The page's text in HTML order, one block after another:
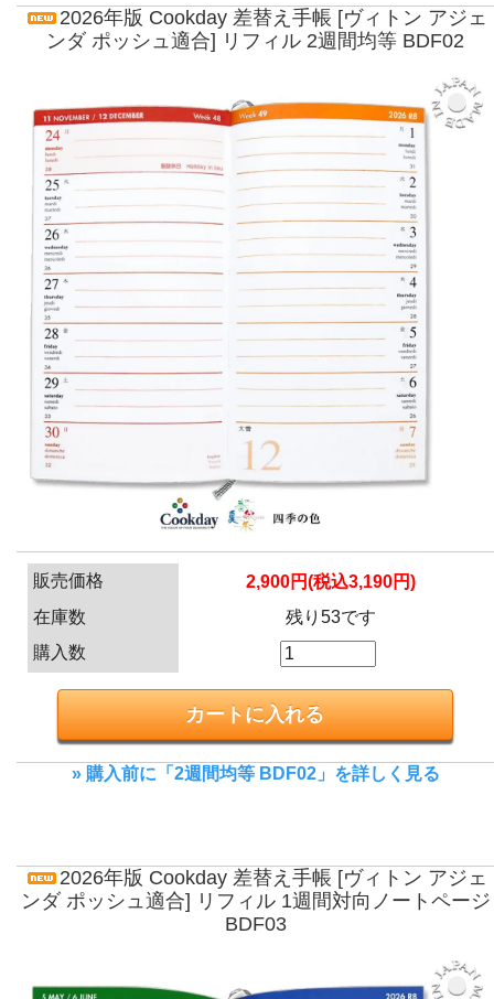
2026年版 Cookday 差替え手帳 [ヴィトン アジェ
ンダ ポッシュ適合] リフィル 2週間均等 BDF02
販売価格
2,900円(税込3,190円)
在庫数
残り53です
購入数
» 購入前に「2週間均等 BDF02」を詳しく見る
2026年版 Cookday 差替え手帳 [ヴィトン アジェ
ンダ ポッシュ適合] リフィル 1週間対向ノートページ
BDF03